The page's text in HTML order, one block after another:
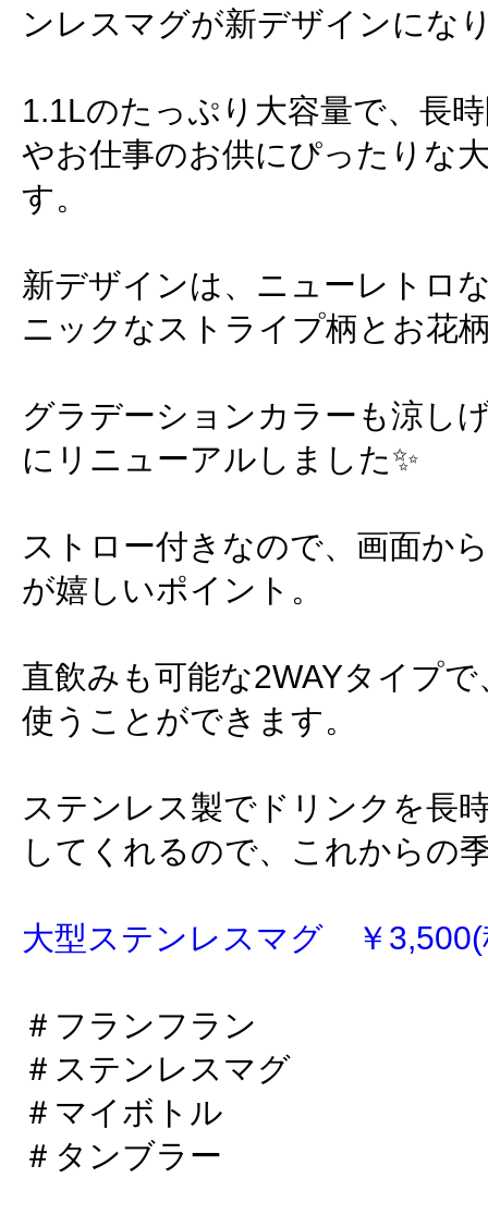
ンレスマグが新デザインにな
1.1Lのたっぷり大容量で、長
やお仕事のお供にぴったりな
す。
新デザインは、ニューレトロ
ニックなストライプ柄とお花
グラデーションカラーも涼し
にリニューアルしました✨
ストロー付きなので、画面か
が嬉しいポイント。
直飲みも可能な2WAYタイプ
使うことができます。
ステンレス製でドリンクを長
してくれるので、これからの
大型ステンレスマグ ￥3,500(
＃フランフラン
＃ステンレスマグ
＃マイボトル
＃タンブラー